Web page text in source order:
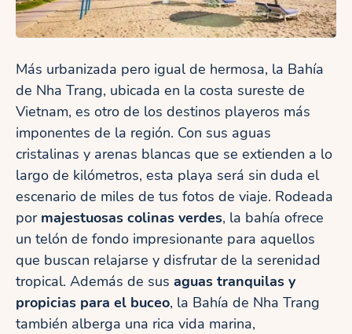
Más urbanizada pero igual de hermosa, la Bahía
de Nha Trang, ubicada en la costa sureste de
Vietnam, es otro de los destinos playeros más
imponentes de la región. Con sus aguas
cristalinas y arenas blancas que se extienden a lo
largo de kilómetros, esta playa será sin duda el
escenario de miles de tus fotos de viaje. Rodeada
por majestuosas colinas verdes, la bahía ofrece
un telón de fondo impresionante para aquellos
que buscan relajarse y disfrutar de la serenidad
tropical. Además de sus aguas tranquilas y
propicias para el buceo, la Bahía de Nha Trang
también alberga una rica vida marina,